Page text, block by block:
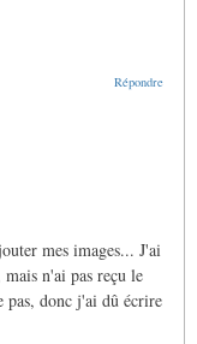
Répondre
mes images... J'ai
n'ai pas reçu le
pas, donc j'ai dû écrire